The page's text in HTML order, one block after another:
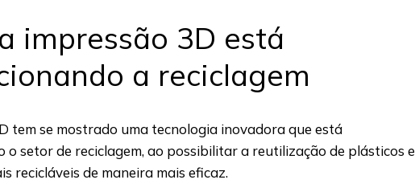
impressão 3D está
a reciclagem
tem se mostrado uma tecnologia inovadora que está
o setor de reciclagem, ao possibilitar a reutilização de plásticos e
recicláveis de maneira mais eficaz.